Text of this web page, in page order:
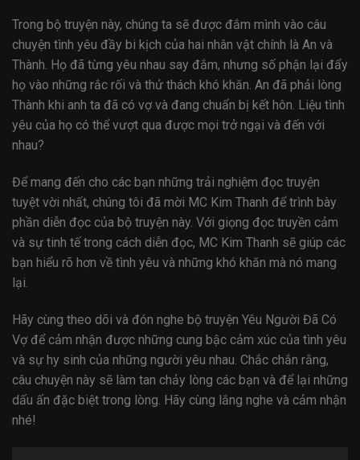
Trong bộ truyện này, chúng ta sẽ được đắm mình vào câu
chuyện tình yêu đầy bi kịch của hai nhân vật chính là An và
Thành. Họ đã từng yêu nhau say đắm, nhưng số phận lại đẩy
họ vào những rắc rối và thử thách khó khăn. An đã phải lòng
Thành khi anh ta đã có vợ và đang chuẩn bị kết hôn. Liệu tình
yêu của họ có thể vượt qua được mọi trở ngại và đến với
nhau?
Để mang đến cho các bạn những trải nghiệm đọc truyện
tuyệt vời nhất, chúng tôi đã mời MC Kim Thanh để trình bày
phần diễn đọc của bộ truyện này. Với giọng đọc truyền cảm
và sự tinh tế trong cách diễn đọc, MC Kim Thanh sẽ giúp các
bạn hiểu rõ hơn về tình yêu và những khó khăn mà nó mang
lại.
Hãy cùng theo dõi và đón nghe bộ truyện Yêu Người Đã Có
Vợ để cảm nhận được những cung bậc cảm xúc của tình yêu
và sự hy sinh của những người yêu nhau. Chắc chắn rằng,
câu chuyện này sẽ làm tan chảy lòng các bạn và để lại những
dấu ấn đặc biệt trong lòng. Hãy cùng lắng nghe và cảm nhận
nhé!